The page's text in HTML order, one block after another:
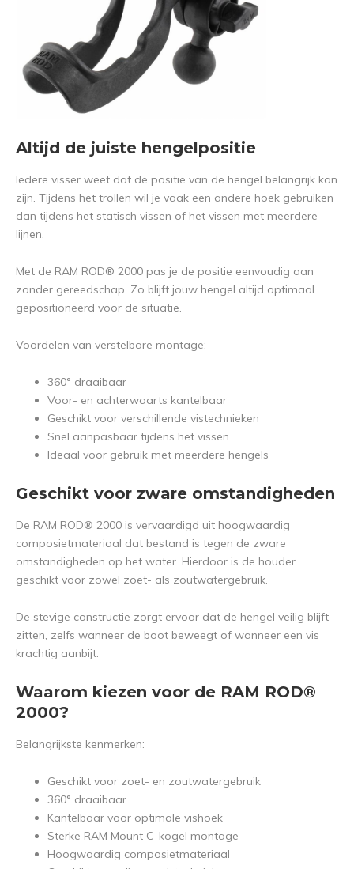
Altijd de juiste hengelpositie
Iedere visser weet dat de positie van de hengel belangrijk kan
zijn. Tijdens het trollen wil je vaak een andere hoek gebruiken
dan tijdens het statisch vissen of het vissen met meerdere
lijnen.
Met de RAM ROD® 2000 pas je de positie eenvoudig aan
zonder gereedschap. Zo blijft jouw hengel altijd optimaal
gepositioneerd voor de situatie.
Voordelen van verstelbare montage:
360° draaibaar
Voor- en achterwaarts kantelbaar
Geschikt voor verschillende vistechnieken
Snel aanpasbaar tijdens het vissen
Ideaal voor gebruik met meerdere hengels
Geschikt voor zware omstandigheden
De RAM ROD® 2000 is vervaardigd uit hoogwaardig
composietmateriaal dat bestand is tegen de zware
omstandigheden op het water. Hierdoor is de houder
geschikt voor zowel zoet- als zoutwatergebruik.
De stevige constructie zorgt ervoor dat de hengel veilig blijft
zitten, zelfs wanneer de boot beweegt of wanneer een vis
krachtig aanbijt.
Waarom kiezen voor de RAM ROD®
2000?
Belangrijkste kenmerken:
Geschikt voor zoet- en zoutwatergebruik
360° draaibaar
Kantelbaar voor optimale vishoek
Sterke RAM Mount C-kogel montage
Hoogwaardig composietmateriaal